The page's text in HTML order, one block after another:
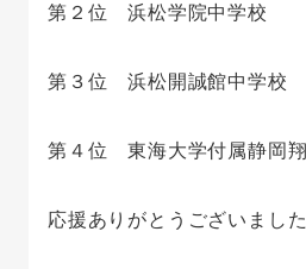
第２位 浜松学院中学校
第３位 浜松開誠館中学校
第４位 東海大学付属静岡
応援ありがとうございました